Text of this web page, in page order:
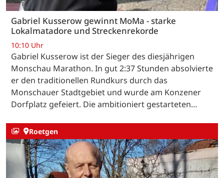
Gabriel Kusserow gewinnt MoMa - starke
Lokalmatadore und Streckenrekorde
10:10 Uhr
Gabriel Kusserow ist der Sieger des diesjährigen
Monschau Marathon. In gut 2:37 Stunden absolvierte
er den traditionellen Rundkurs durch das
Monschauer Stadtgebiet und wurde am Konzener
Dorfplatz gefeiert. Die ambitioniert gestarteten…
Roetgen